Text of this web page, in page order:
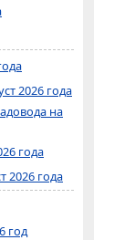
2026 года
на
года
2026 года
год